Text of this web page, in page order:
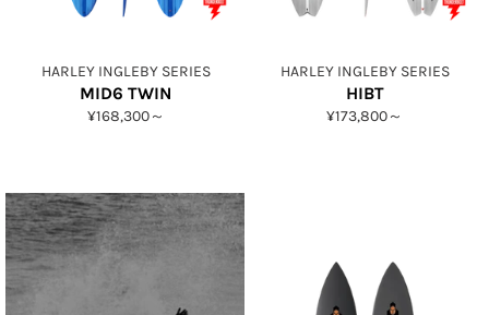
HARLEY INGLEBY SERIES
MID6 TWIN
¥168,300～
HARLEY INGLEBY SERIES
HIBT
¥173,800～